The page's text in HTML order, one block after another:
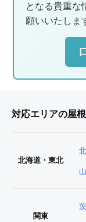
となる貴重な
願いいたしま
対応エリアの屋
北海道・東北
関東